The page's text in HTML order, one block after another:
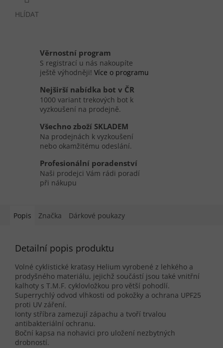
HLÍDAT
Věrnostní program
S registrací u nás nakoupíte
ještě výhodněji! Více o programu
Nejširší nabídka bot v ČR
1000 variant trekových bot k
vyzkoušení na prodejně.
Všechno zboží SKLADEM
Na prodejnách k vyzkoušení
nebo okamžitému odeslání.
Profesionální poradenství
Naši prodejci Vám rádi poradí
při nákupu
Popis Značka Dárkové poukazy
Detailní popis produktu
Volné cyklistické kraťasy Helium vyrobené z lehkého a
prodyšného materiálu, jejichž součástí jsou také vnitřní
kalhoty s T.M.F. cyklovložkou pro větší pohodlí.
Superrychlý odvod vlhkosti od pokožky a ochrana UPF25
proti UV záření.
Ionty stříbra zamezují zápachu a tvoří trvalou
antibakteriální ochranu.
Boční kapsa na nohavici pro uložení nezbytných
drobností.